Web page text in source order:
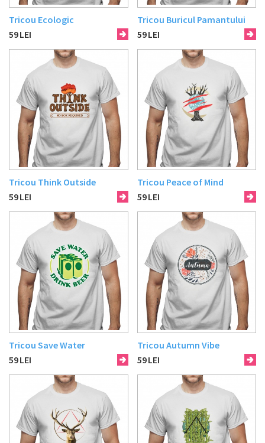
Tricou Ecologic
59LEI
Tricou Buricul Pamantului
59LEI
Tricou Think Outside
59LEI
Tricou Peace of Mind
59LEI
Tricou Save Water
59LEI
Tricou Autumn Vibe
59LEI